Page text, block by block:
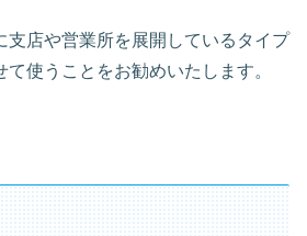
支店や営業所を展開しているタイプ
使うことをお勧めいたします。